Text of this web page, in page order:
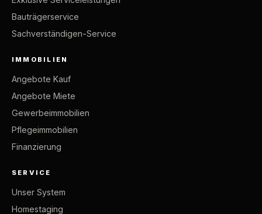
Bauträgerservice
Sachverständigen-Service
IMMOBILIEN
Angebote Kauf
Angebote Miete
Gewerbeimmobilien
Pflegeimmobilien
Finanzierung
SERVICE
Unser System
Homestaging